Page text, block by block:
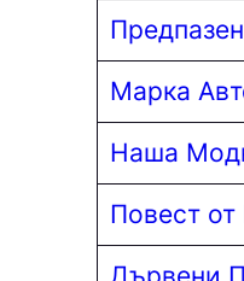
Марка
Наша
Повест от